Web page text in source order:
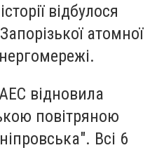
відбулося
атомної
відновила
повітряною
Всі 6